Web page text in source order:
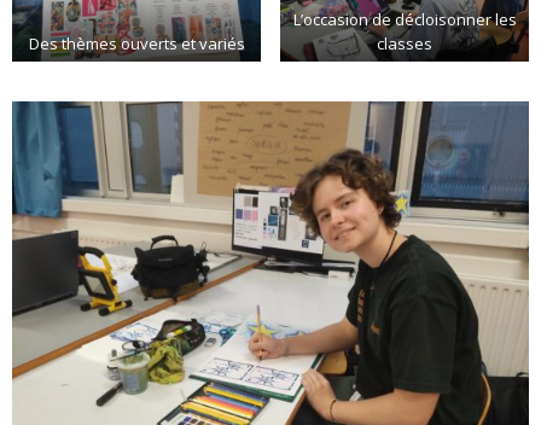
Des thèmes ouverts et variés
L’occasion de décloisonner les
classes